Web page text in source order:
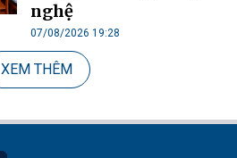
nghệ
07/08/2026 19:28
XEM THÊM